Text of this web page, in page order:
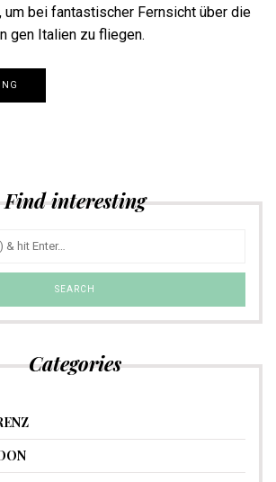
um bei fantastischer Fernsicht über die
gen Italien zu fliegen.
Find interesting
Categories